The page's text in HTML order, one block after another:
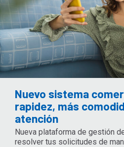
Nuevo sistema
rapidez, más
atención
Nueva plataforma de gestión
resolver tus solicitudes de